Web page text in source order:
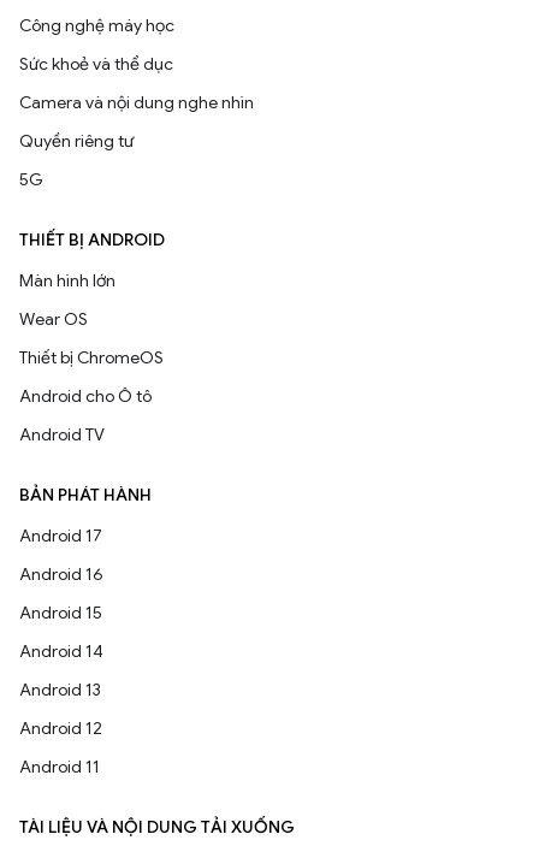
Công nghệ máy học
Sức khoẻ và thể dục
Camera và nội dung nghe nhìn
Quyền riêng tư
5G
THIẾT BỊ ANDROID
Màn hình lớn
Wear OS
Thiết bị ChromeOS
Android cho Ô tô
Android TV
BẢN PHÁT HÀNH
Android 17
Android 16
Android 15
Android 14
Android 13
Android 12
Android 11
TÀI LIỆU VÀ NỘI DUNG TẢI XUỐNG